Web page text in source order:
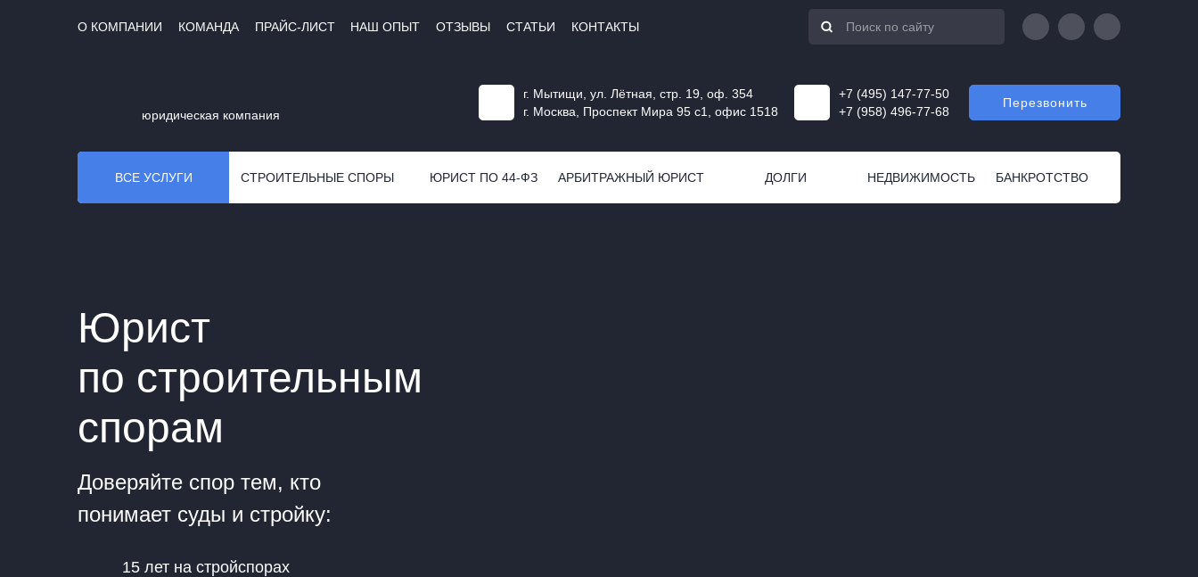
О КОМПАНИИ КОМАНДА ПРАЙС-ЛИСТ НАШ ОПЫТ ОТЗЫВЫ СТАТЬИ КОНТАКТЫ
юридическая компания
г. Мытищи, ул. Лётная, стр. 19, оф. 354
г. Москва, Проспект Мира 95 с1, офис 1518
+7 (495) 147-77-50
+7 (958) 496-77-68
Перезвонить
ВСЕ УСЛУГИ СТРОИТЕЛЬНЫЕ СПОРЫ ЮРИСТ ПО 44-ФЗ АРБИТРАЖНЫЙ ЮРИСТ ДОЛГИ НЕДВИЖИМОСТЬ БАНКРОТСТВО
Юрист
по строительным
спорам
Доверяйте спор тем, кто
понимает суды и стройку:
15 лет на стройспорах